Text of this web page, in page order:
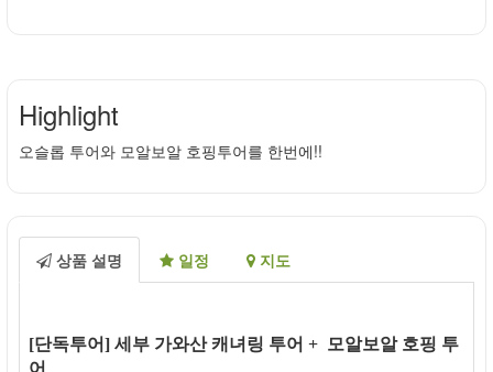
Highlight
오슬롭 투어와 모알보알 호핑투어를 한번에!!
상품 설명 일정 지도
[단독투어] 세부 가와산 캐녀링 투어 + 모알보알 호핑 투
어